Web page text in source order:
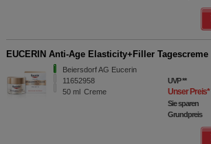
EUCERIN Anti-Age Elasticity+Filler Tagescreme
Beiersdorf AG Eucerin
11652958
50 ml Creme
UVP**
Unser Preis*
Sie sparen
Grundpreis